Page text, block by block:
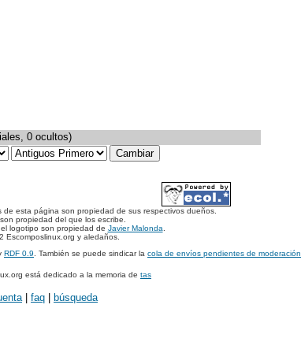
0 ocultos)
de esta página son propiedad de sus respectivos dueños.
propiedad del que los escribe.
logotipo son propiedad de Javier Malonda
Escomposlinux.org y aledaños.
RDF 0.9 . También se puede sindicar la cola de envíos pendientes de moderación
está dedicado a la memoria de tas
| faq búsqueda